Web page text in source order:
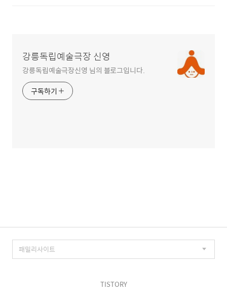
강릉독립예술극장 신영
강릉독립예술극장신영 님의 블로그입니다.
구독하기
TISTORY